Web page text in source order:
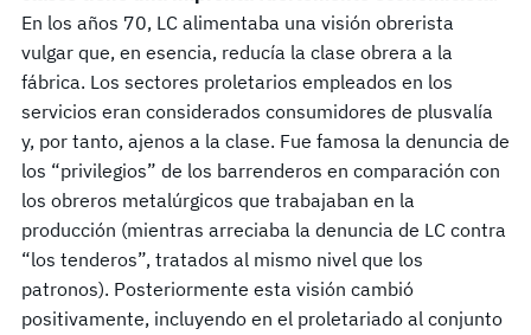
En los años 70, LC alimentaba una visión obrerista
vulgar que, en esencia, reducía la clase obrera a la
fábrica. Los sectores proletarios empleados en los
servicios eran considerados consumidores de plusvalía
y, por tanto, ajenos a la clase. Fue famosa la denuncia de
los “privilegios” de los barrenderos en comparación con
los obreros metalúrgicos que trabajaban en la
producción (mientras arreciaba la denuncia de LC contra
“los tenderos”, tratados al mismo nivel que los
patronos). Posteriormente esta visión cambió
positivamente, incluyendo en el proletariado al conjunto